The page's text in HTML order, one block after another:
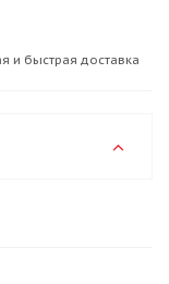
и быстрая доставка